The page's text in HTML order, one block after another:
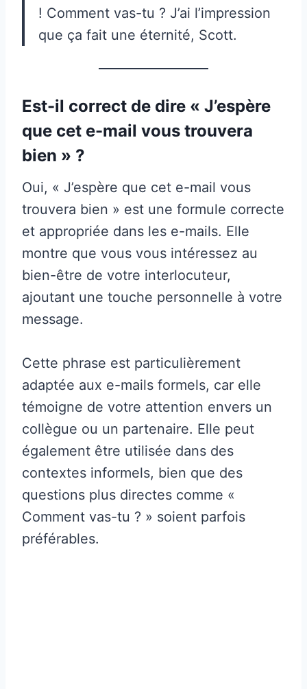
! Comment vas-tu ? J’ai l’impression
que ça fait une éternité, Scott.
Est-il correct de dire « J’espère
que cet e-mail vous trouvera
bien » ?
Oui, « J’espère que cet e-mail vous
trouvera bien » est une formule correcte
et appropriée dans les e-mails. Elle
montre que vous vous intéressez au
bien-être de votre interlocuteur,
ajoutant une touche personnelle à votre
message.
Cette phrase est particulièrement
adaptée aux e-mails formels, car elle
témoigne de votre attention envers un
collègue ou un partenaire. Elle peut
également être utilisée dans des
contextes informels, bien que des
questions plus directes comme «
Comment vas-tu ? » soient parfois
préférables.